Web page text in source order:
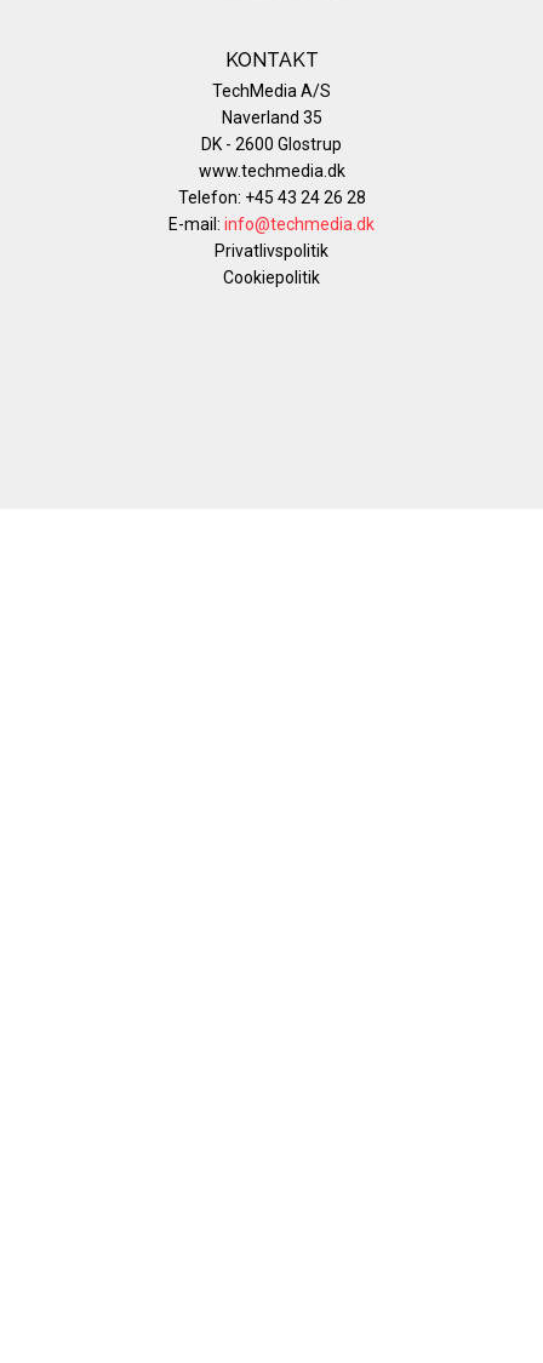
KONTAKT
TechMedia A/S
Naverland 35
DK - 2600 Glostrup
www.techmedia.dk
Telefon: +45 43 24 26 28
E-mail: info@techmedia.dk
Privatlivspolitik
Cookiepolitik